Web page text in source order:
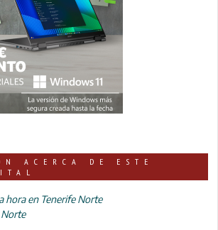
ACERCA DE ESTE
hora en Tenerife Norte